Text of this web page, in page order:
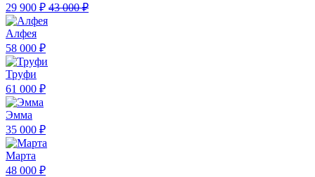
29 900 ₽ 43 000 ₽
Алфея
58 000 ₽
Труфи
61 000 ₽
Эмма
35 000 ₽
Марта
48 000 ₽